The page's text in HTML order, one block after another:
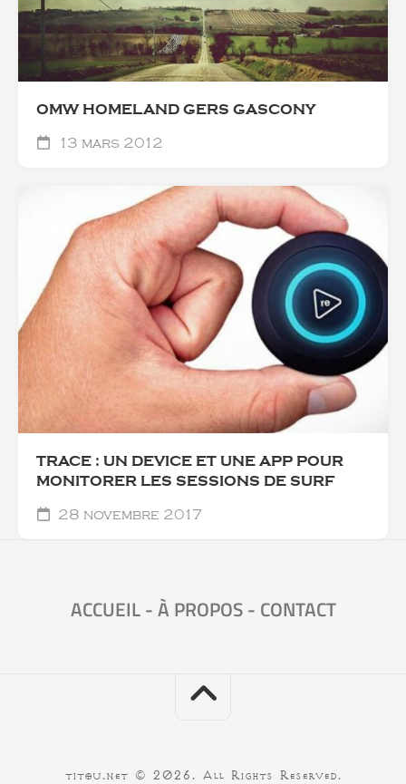
OMW HOMELAND GERS GASCONY
13 mars 2012
TRACE : UN DEVICE ET UNE APP POUR
MONITORER LES SESSIONS DE SURF
28 novembre 2017
ACCUEIL-À PROPOS- CONTACT
titou.net © 2026. All Rights Reserved.